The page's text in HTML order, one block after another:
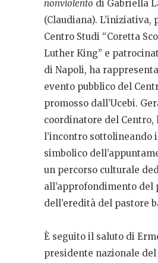
nonviolento di Gabriella
(Claudiana). L’iniziativa,
Centro Studi “Coretta
Luther King” e
di Napoli, ha
evento pubblico del
promosso dall’Ucebi.
coordinatore del Centro,
l’incontro sottolineando
simbolico
un percorso culturale
all’approfondimento del
dell’eredità del pastore
È seguito il saluto di
presidente nazionale